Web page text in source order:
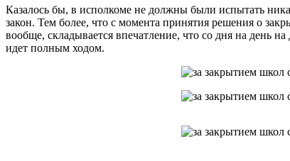
Казалось бы, в исполкоме не должны были испытать
закон. Тем более, что с момента принятия решения о
вообще, складывается впечатление, что со дня на день
идет полным ходом.